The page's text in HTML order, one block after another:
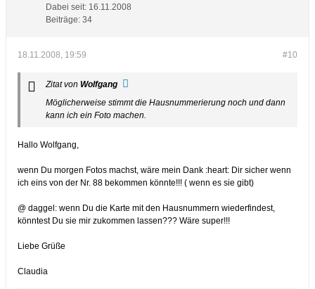
Dabei seit: 16.11.2008
Beiträge: 34
#10
18.11.2008, 19:59
Zitat von Wolfgang
Möglicherweise stimmt die Hausnummerierung noch und dann
kann ich ein Foto machen.
Hallo Wolfgang,
wenn Du morgen Fotos machst, wäre mein Dank :heart: Dir sicher wenn
ich eins von der Nr. 88 bekommen könnte!!! ( wenn es sie gibt)
@ daggel: wenn Du die Karte mit den Hausnummern wiederfindest,
könntest Du sie mir zukommen lassen??? Wäre super!!!
Liebe Grüße
Claudia